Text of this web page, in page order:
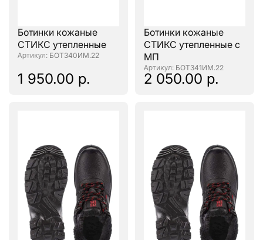
Ботинки кожаные
СТИКС утепленные
: БОТ340ИМ.22
1 950.00 р.
Ботинки кожаные
СТИКС утепленные с
МП
: БОТ341ИМ.22
2 050.00 р.